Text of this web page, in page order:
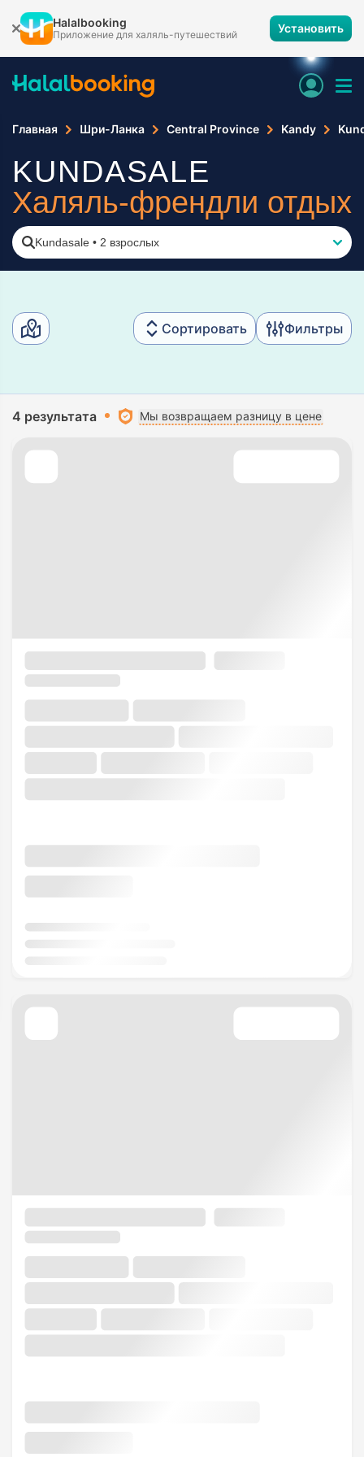
Halalbooking
Приложение для халяль-путешествий Установить
Главная Шри-Ланка Central Province Kandy
KUNDASALE
Халяль-френдли отдых
Kundasale • 2 взрослых
Сортировать Фильтры
4 результата Мы возвращаем разницу в цене